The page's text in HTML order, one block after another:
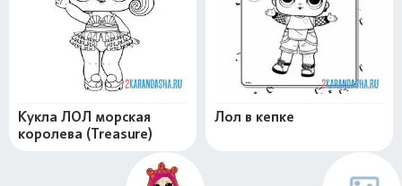
Кукла ЛОЛ морская
королева (Treasure)
Лол в кепке